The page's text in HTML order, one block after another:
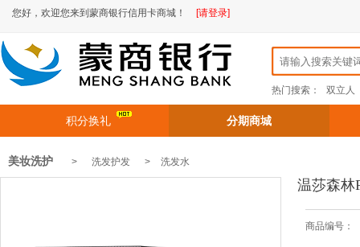
您好，欢迎您来到蒙商银行信用卡商城！ [请登录]
热门搜索： 双立人
积分换礼 分期商城
美妆洗护 > 洗发护发 > 洗发水
温莎森林
商品编号：